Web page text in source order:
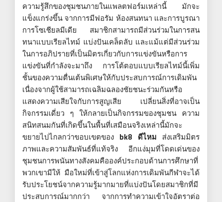
ความรู้สึกของชุมชนภายในแพลตฟอร์มเหล่านี้ มักจะ
แข็งแกร่งขึ้น จากการมีฟอรัม ห้องสนทนา และการบูรณา
การโซเชียลมีเดีย สมาชิกสามารถมีส่วนร่วมในการสน
ทนาแบบเรียลไทม์ แบ่งปันเคล็ดลับ และแม้แต่มีส่วนร่วม
ในการอภิปรายที่เป็นมิตรเกี่ยวกับการแข่งขันหรือการ
แข่งขันที่กำลังจะมาถึง การโต้ตอบแบบเรียลไทม์นี้เพิ่ม
ชั้นของความตื่นเต้นพิเศษให้กับประสบการณ์การเดิมพัน
เนื่องจากผู้ใช้สามารถเฉลิมฉลองชัยชนะร่วมกันหรือ
แสดงความเสียใจกับการสูญเสีย เปลี่ยนสิ่งที่อาจเป็น
กิจกรรมเดี่ยว ๆ ให้กลายเป็นกิจกรรมของชุมชน ความ
สนิทสนมกันที่เกิดขึ้นในพื้นที่เสมือนจริงเหล่านี้มักจะ
ขยายไปไกลกว่าขอบเขตของ bk8 ดีไหม ส่งเสริมมิตร
ภาพและความสัมพันธ์ที่แท้จริง อีกแง่มุมที่โดดเด่นของ
ชุมชนการพนันทางสังคมคือองค์ประกอบด้านการศึกษาที่
พวกเขามีให้ มือใหม่ที่เข้าสู่โลกแห่งการเดิมพันกีฬาจะได้
รับประโยชน์จากความรู้มากมายที่แบ่งปันโดยสมาชิกที่มี
ประสบการณ์มากกว่า จากการทำความเข้าใจอัตราต่อ